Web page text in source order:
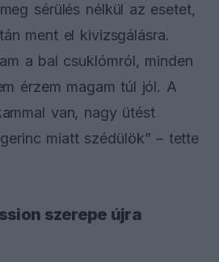
sérülés nélkül az esetet,
ment el kivizsgálásra.
a bal csuklómról, minden
érzem magam túl jól. A
van, nagy ütést
miatt szédülök” – tette
szerepe újra